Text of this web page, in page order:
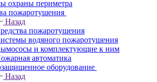
охраны периметра
пожаротушения
Назад
пожаротушения
водяного пожаротушения
и комплектующие к ним
автоматика
оборудование
Назад